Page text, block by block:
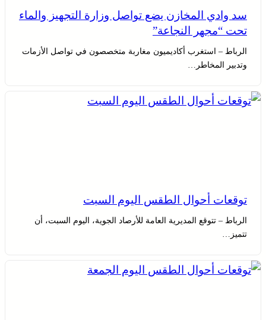
سد وادي المخازن يضع تواصل وزارة التجهيز والماء
تحت “مجهر النجاعة”
الرباط – استغرب أكاديميون مغاربة متخصصون في تواصل الأزمات
وتدبير المخاطر…
توقعات أحوال الطقس اليوم السبت
الرباط – تتوقع المديرية العامة للأرصاد الجوية، اليوم السبت، أن
تتميز…